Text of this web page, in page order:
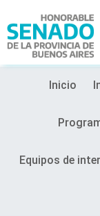
Inicio
Equipos de